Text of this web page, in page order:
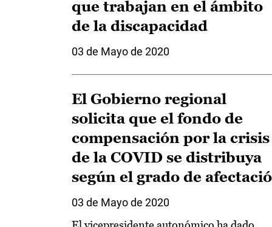
que trabajan en el ámbito
de la discapacidad
03 de Mayo de 2020
El Gobierno regional
solicita que el fondo de
compensación por la crisis
de la COVID se distribuya
según el grado de
03 de Mayo de 2020